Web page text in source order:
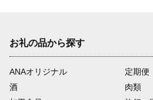
お礼の品から探す
ANAオリジナル
定期便
酒
肉類